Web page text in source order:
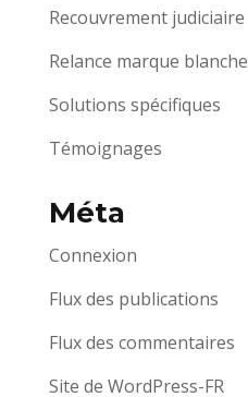
Recouvrement judiciaire
Relance marque blanche
Solutions spécifiques
Témoignages
Méta
Connexion
Flux des publications
Flux des commentaires
Site de WordPress-FR